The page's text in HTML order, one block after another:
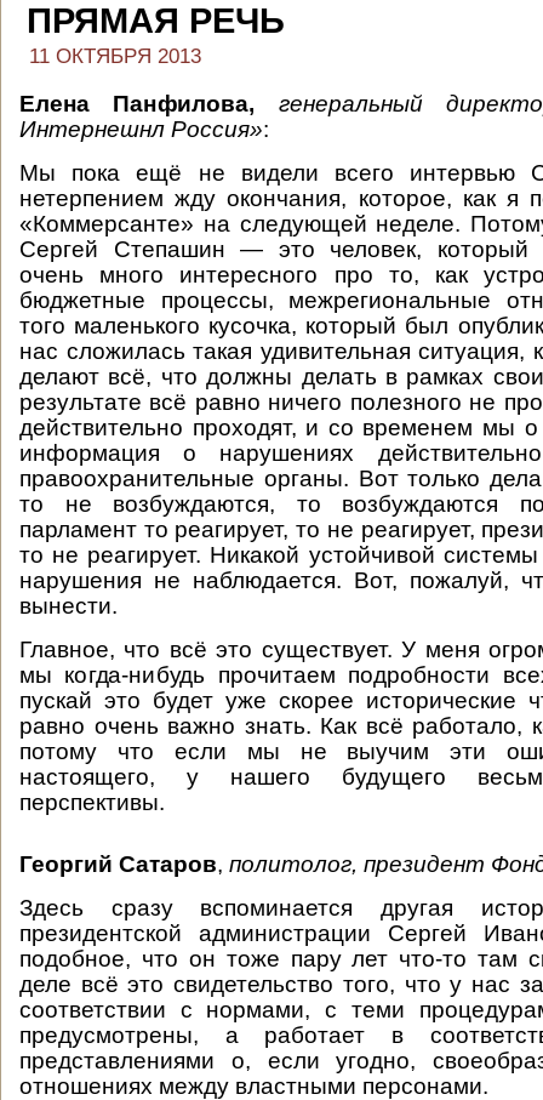
ПРЯМАЯ РЕЧЬ
11 ОКТЯБРЯ 2013
Елена Панфилова, генеральный
Интернешнл Россия»:
Мы пока ещё не видели всего интервью
нетерпением жду окончания, которое, как я
«Коммерсанте» на следующей неделе.
Сергей Степашин — это человек, который
очень много интересного про то, как
бюджетные процессы, межрегиональные
того маленького кусочка, который был
нас сложилась такая удивительная ситуация,
делают всё, что должны делать в рамках
результате всё равно ничего полезного не
действительно проходят, и со временем мы
информация о нарушениях
правоохранительные органы. Вот только
то не возбуждаются, то возбуждаются
парламент то реагирует, то не реагирует,
то не реагирует. Никакой устойчивой
нарушения не наблюдается. Вот, пожалуй,
вынести.
Главное, что всё это существует. У меня
мы когда-нибудь прочитаем подробности
пускай это будет уже скорее исторические
равно очень важно знать. Как всё работало,
потому что если мы не выучим эти
настоящего, у нашего будущего
перспективы.
Георгий Сатаров, политолог, президент
Здесь сразу вспоминается другая
президентской администрации Сергей
подобное, что он тоже пару лет что-то там
деле всё это свидетельство того, что у нас
соответствии с нормами, с теми
предусмотрены, а работает в
представлениями о, если угодно,
отношениях между властными персонами.